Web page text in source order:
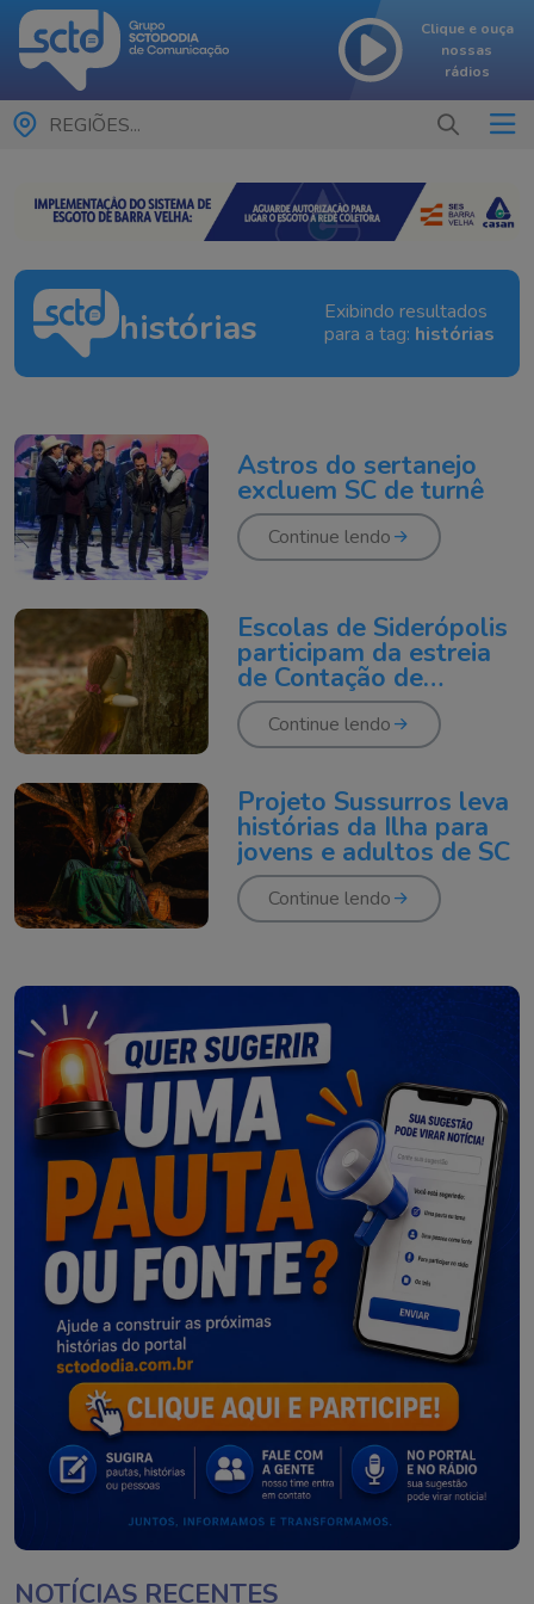
Clique e ouça
nossas
rádios
REGIÕES...
histórias
Exibindo resultados
para a tag: histórias
Astros do sertanejo
excluem SC de turnê
Continue lendo
Escolas de Siderópolis
participam da estreia
de Contação de
Histórias Vivencial
Continue lendo
Projeto Sussurros leva
histórias da Ilha para
jovens e adultos de SC
Continue lendo
NOTÍCIAS RECENTES